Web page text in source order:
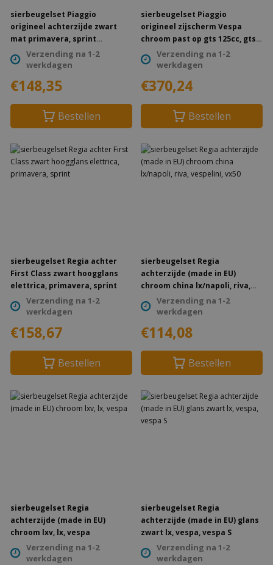
sierbeugelset Piaggio
origineel achterzijde zwart
mat primavera, sprint
1b001279
Verzending na 1-2
werkdagen
€148,35
Bestellen
sierbeugelset Piaggio
origineel zijscherm Vespa
chroom past op gts 125cc, gts
250cc, gts alle mod., gts super
300cc, GTS300 euro-5, gtv
Verzending na 1-2
werkdagen
€370,24
Bestellen
sierbeugelset Regia achter
First Class zwart hoogglans
elettrica, primavera, sprint
Verzending na 1-2
werkdagen
€158,67
Bestellen
sierbeugelset Regia
achterzijde (made in EU)
chroom china lx/napoli, riva,
vespelini, vx50
Verzending na 1-2
werkdagen
€114,08
Bestellen
sierbeugelset Regia
achterzijde (made in EU)
chroom lxv, lx, vespa
Verzending na 1-2
werkdagen
sierbeugelset Regia
achterzijde (made in EU) glans
zwart lx, vespa, vespa S
Verzending na 1-2
werkdagen